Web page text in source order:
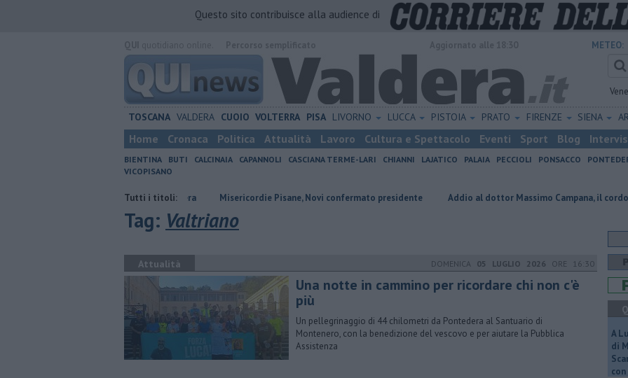
Questo sito contribuisce alla audience di
METEO:
TOSCANA VALDERA CUOIO VOLTERRA PISA LIVORNO LUCCA PISTOIA PRATO FIRENZE SIENA
Home Cronaca Politica Attualità Lavoro Cultura e Spettacolo Eventi Sport Blog
BIENTINA BUTI CALCINAIA CAPANNOLI CASCIANA TERME-LARI CHIANNI LAJATICO PALAIA PECCIOLI PONSACCO
VICOPISANO
Tutti i titoli: Misericordie Pisane, Novi confermato presidente Addio al dottor Massimo Campana, il cordoglio
Tag: Valtriano
Attualità DOMENICA 05 LUGLIO 2026 ORE 16:30
Una notte in cammino per ricordare chi non c'è
più
Un pellegrinaggio di 44 chilometri da Pontedera al Santuario di
Montenero, con la benedizione del vescovo e per aiutare la Pubblica
Assistenza
A
di